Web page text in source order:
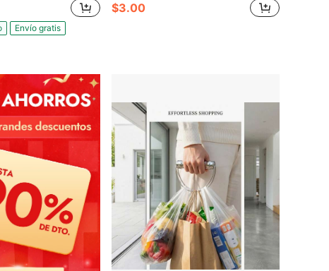
Envío gratis
$3.00